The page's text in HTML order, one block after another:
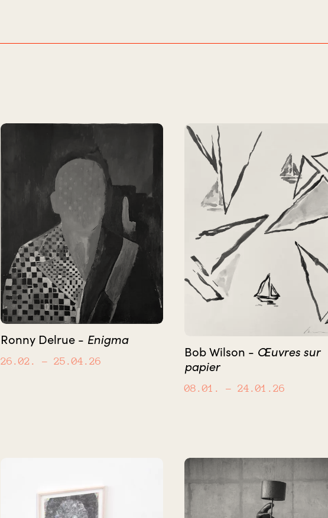
Ronny Delrue - Enigma
26.02. – 25.04.26
Bob Wilson - Œuvres sur
papier
08.01. – 24.01.26